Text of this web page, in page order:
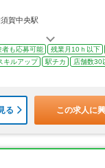
賀中央駅
者も応募可能 残業月10ｈ以下
キルアップ 駅チカ 店舗数30
る この求人に